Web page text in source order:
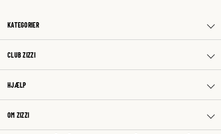
KATEGORIER
CLUB ZIZZI
HJÆLP
OM ZIZZI